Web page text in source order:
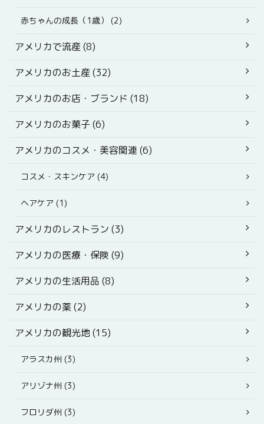
赤ちゃんの成長（1歳） (2)
アメリカで流産 (8)
アメリカのお土産 (32)
アメリカのお店・ブランド (18)
アメリカのお菓子 (6)
アメリカのコスメ・美容関連 (6)
コスメ・スキンケア (4)
ヘアケア (1)
アメリカのレストラン (3)
アメリカの医療・保険 (9)
アメリカの生活用品 (8)
アメリカの薬 (2)
アメリカの観光地 (15)
アラスカ州 (3)
アリゾナ州 (3)
フロリダ州 (3)